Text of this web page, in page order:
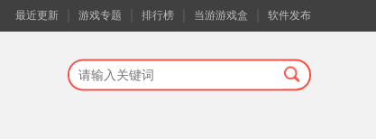
最近更新 游戏专题 排行榜 当游游戏盒 软件发布